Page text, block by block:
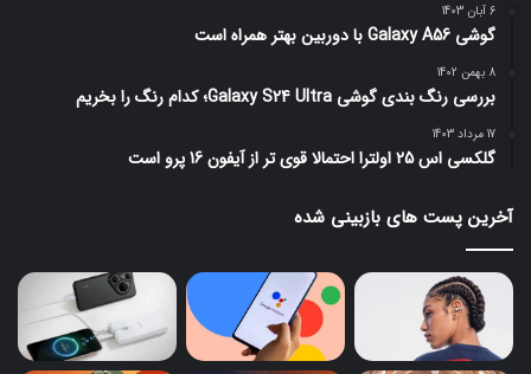
6 آبان 1403
گوشی Galaxy A56 با دوربین بهتر همراه است
8 بهمن 1402
بررسی رنگ بندی گوشی Galaxy S24 Ultra؛ کدام رنگ را بخریم
17 مرداد 1403
گلکسی اس 25 اولترا احتمالا قوی تر از آیفون 16 پرو است
آخرین پست های بازبینی شده